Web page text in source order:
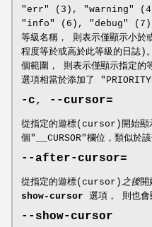
"err" (3), "warning"
"info" (6), "debug" (7) 。
等級名稱， 則表示僅顯示小
程度等於或高於此等級的日
個範圍， 則表示僅顯示指定
選項相當於添加了
-c, --cursor=
從指定的遊標(cursor)開始顯
個"__CURSOR"欄位，類似於該
--after-cursor=
從指定的遊標(cursor)之後開
show-cursor 選項， 則也會
--show-cursor